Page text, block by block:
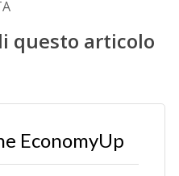
questo articolo
EconomyUp